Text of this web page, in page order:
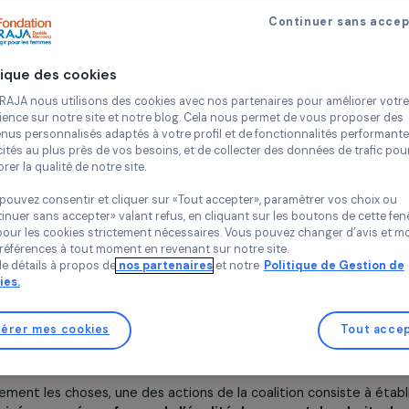
20 mars 2024
Fondation-RAJA Danièle Marcovici est à l’origine
pour une Philanthropie Féministe (CPF) », soutenue
au sous-financement de l’égalité de genre par
dont Focus 2030 fait partie, consistent à promouvoir
général, mobiliser davantage de ressources et in
mouvements féministes. Pouvez-vous nous en dire
dynamiques à l’œuvre ?
: À ce jour, l’égalité de genre est sous-financéeautant
française, alors même que c’est un facteur de
la Coalition pour une Philanthropie Féministe poursuit
l’égalité de genre et les droits des femmes en
de la philanthropie française
, notamment par un
bailleurs de fonds féministes. Ensuite, la coalition a pour
des femmes. Enfin, elle vise à augmenter l’impact, en
Politique des cookies
Chez RAJA nous utilisons des cookies avec nos partenaires pour
expérience sur notre site et notre blog. Cela nous permet de
contenus personnalisés adaptés à votre profil et de
publicités au plus près de vos besoins, et de collecter des
améliorer la qualité de notre site.
Vous pouvez consentir et cliquer sur «Tout accepter»,
«Continuer sans accepter» valant refus, en cliquant sur les
sauf pour les cookies strictement nécessaires. Vous pouvez
vos préférences à tout moment en revenant sur notre site.
Plus de détails à propos de
et notre
Politique